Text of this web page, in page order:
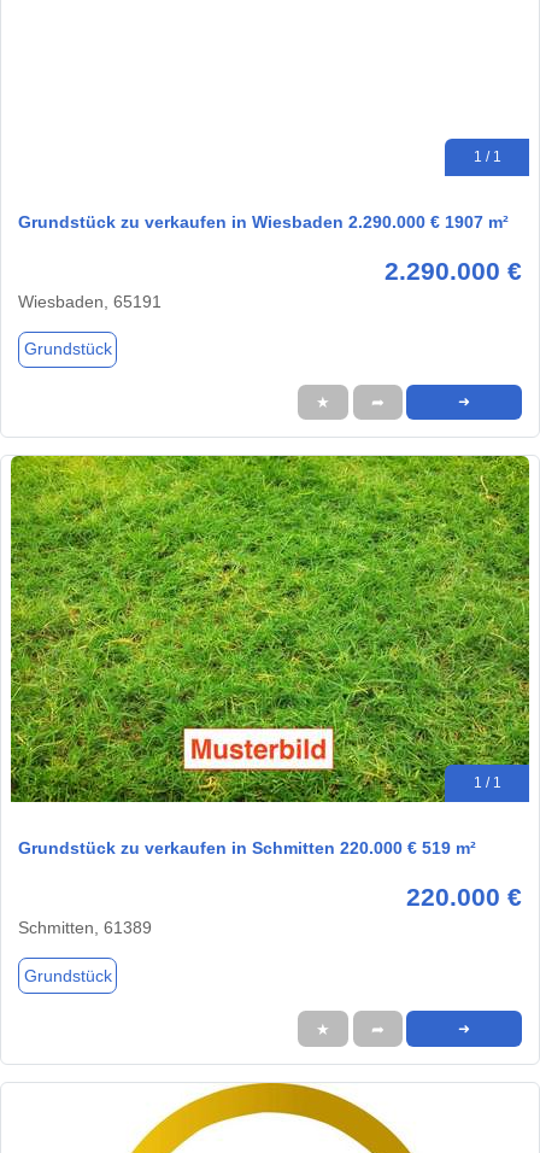
1 / 1
Grundstück zu verkaufen in Wiesbaden 2.290.000 € 1907 m²
2.290.000 €
Wiesbaden, 65191
Grundstück
★ ➦ ➜
1 / 1
Grundstück zu verkaufen in Schmitten 220.000 € 519 m²
220.000 €
Schmitten, 61389
Grundstück
★ ➦ ➜